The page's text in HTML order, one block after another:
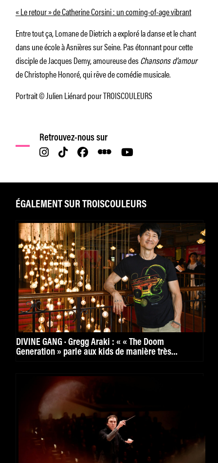
« Le retour » de Catherine Corsini : un coming-of-age vibrant
Entre tout ça, Lomane de Dietrich a exploré la danse et le chant
dans une école à Asnières sur Seine. Pas étonnant pour cette
disciple de Jacques Demy, amoureuse desChansons d’amour
de Christophe Honoré, qui rêve de comédie musicale.
Portrait © Julien Liénard pour TROISCOULEURS
Retrouvez-nous sur
ÉGALEMENT SUR TROISCOULEURS
DIVINE GANG · Gregg Araki : « « The Doom
Generation » parle aux kids de manière très